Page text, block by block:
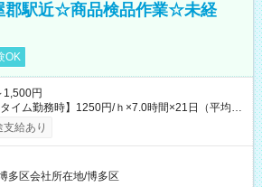
郡駅近☆商品検品作業☆未経
OK
1,500円
タイム勤務時】1250円/ｈ×7.0時間×21日（平均
別途交通費支給（会社規定有）、残業/休日手当
状況をヒヤリングして調整できることがありま
談頂きます様お願いします。 ※公共交通機
給あり
多区会社所在地/博多区